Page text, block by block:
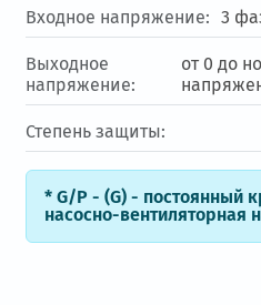
Входное напряжение: 3
Выходное
напряжение:
от 0 до
Степень защиты:
* G/P - (G) - постоянный
насосно-вентиляторная